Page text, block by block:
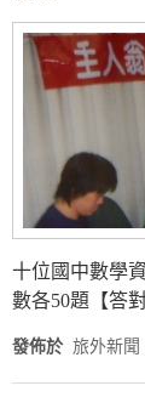
十位國中數學
數各50題【答
發佈於 旅外新聞